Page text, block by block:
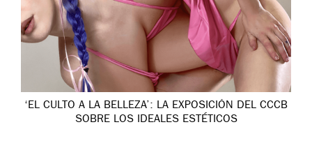
‘EL CULTO A LA BELLEZA’: LA EXPOSICIÓN DEL CCCB
SOBRE LOS IDEALES ESTÉTICOS